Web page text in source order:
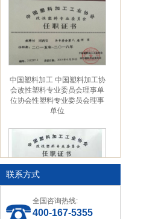
中国塑料加工 中国塑料加工协
会改性塑料专业委员会理事单
位协会性塑料专业委员会理事
单位
中国塑料加工工业协会理事
联系方式
全国咨询热线:
400-167-5355